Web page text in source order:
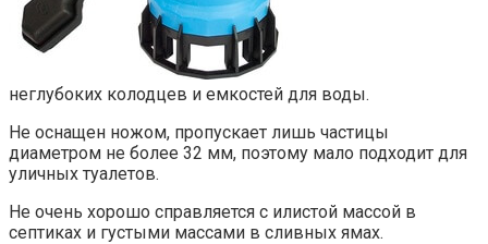
неглубоких колодцев и емкостей для воды.
Не оснащен ножом, пропускает лишь частицы
диаметром не более 32 мм, поэтому мало подходит для
уличных туалетов.
Не очень хорошо справляется с илистой массой в
септиках и густыми массами в сливных ямах.